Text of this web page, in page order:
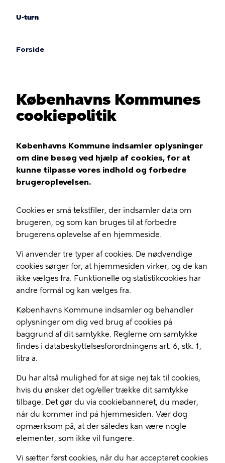
U-turn
Forside
Københavns Kommunes
cookiepolitik
Københavns Kommune indsamler oplysninger
om dine besøg ved hjælp af cookies, for at
kunne tilpasse vores indhold og forbedre
brugeroplevelsen.
Cookies er små tekstfiler, der indsamler data om
brugeren, og som kan bruges til at forbedre
brugerens oplevelse af en hjemmeside.
Vi anvender tre typer af cookies. De nødvendige
cookies sørger for, at hjemmesiden virker, og de kan
ikke vælges fra. Funktionelle og statistikcookies har
andre formål og kan vælges fra.
Københavns Kommune indsamler og behandler
oplysninger om dig ved brug af cookies på
baggrund af dit samtykke. Reglerne om samtykke
findes i databeskyttelsesforordningens art. 6, stk. 1,
litra a.
Du har altså mulighed for at sige nej tak til cookies,
hvis du ønsker det og/eller trække dit samtykke
tilbage. Det gør du via cookiebanneret, du møder,
når du kommer ind på hjemmesiden. Vær dog
opmærksom på, at der således kan være nogle
elementer, som ikke vil fungere.
Vi sætter først cookies, når du har accepteret cookies